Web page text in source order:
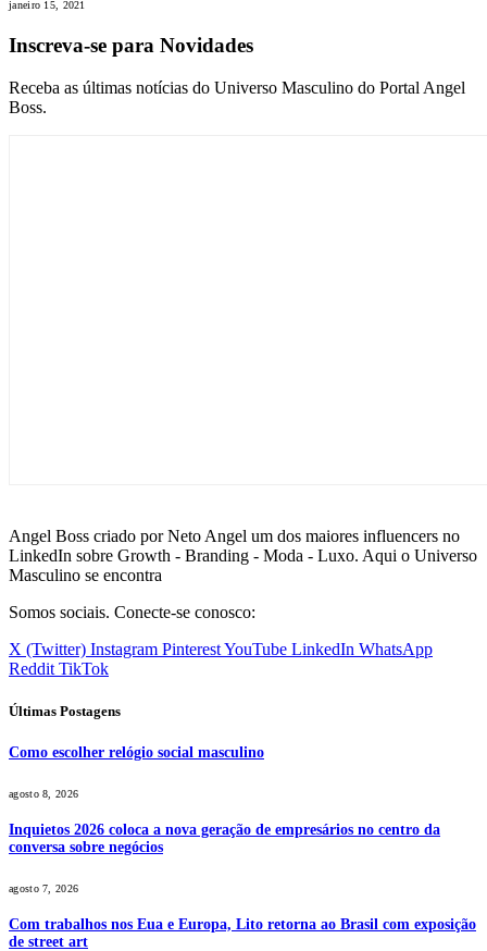
janeiro 15, 2021
Inscreva-se para Novidades
Receba as últimas notícias do Universo Masculino do Portal Angel
Boss.
Angel Boss criado por Neto Angel um dos maiores influencers no
LinkedIn sobre Growth - Branding - Moda - Luxo. Aqui o Universo
Masculino se encontra
Somos sociais. Conecte-se conosco:
X (Twitter) Instagram PinterestYouTube LinkedIn WhatsApp
Reddit TikTok
Últimas Postagens
Como escolher relógio social masculino
agosto 8, 2026
Inquietos 2026 coloca a nova geração de empresários no centro da
conversa sobre negócios
agosto 7, 2026
Com trabalhos nos Eua e Europa, Lito retorna ao Brasil com exposição
de street art